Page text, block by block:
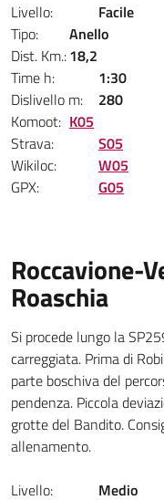
Livello:
Facile
Tipo:
Anello
Dist. Km.:18,2
Time h:
1:30
Dislivello m:
280
Komoot: K05
Strava:
S05
Wikiloc:
W05
GPX:
G05
Roccavione-
Roaschia
Si procede lungo la
carreggiata. Prima di
parte boschiva del
pendenza. Piccola
grotte del Bandito.
allenamento.
Livello:
Medio